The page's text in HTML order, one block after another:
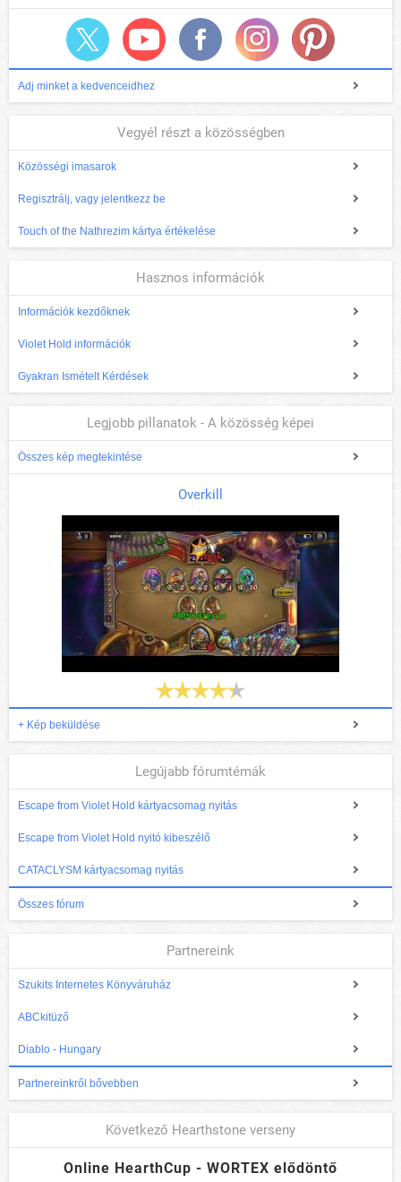
Adj minket a kedvenceidhez
Vegyél részt a közösségben
Közösségi imasarok
Regisztrálj, vagy jelentkezz be
Touch of the Nathrezim kártya értékelése
Hasznos információk
Információk kezdőknek
Violet Hold információk
Gyakran Ismételt Kérdések
Legjobb pillanatok - A közösség képei
Összes kép megtekintése
Overkill
+ Kép beküldése
Legújabb fórumtémák
Escape from Violet Hold kártyacsomag nyitás
Escape from Violet Hold nyitó kibeszélő
CATACLYSM kártyacsomag nyitás
Összes fórum
Partnereink
Szukits Internetes Könyváruház
ABCkitüző
Diablo - Hungary
Partnereinkről bővebben
Következő Hearthstone verseny
Online HearthCup - WORTEX elődöntő